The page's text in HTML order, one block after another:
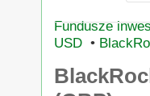
Fundusze
USD •